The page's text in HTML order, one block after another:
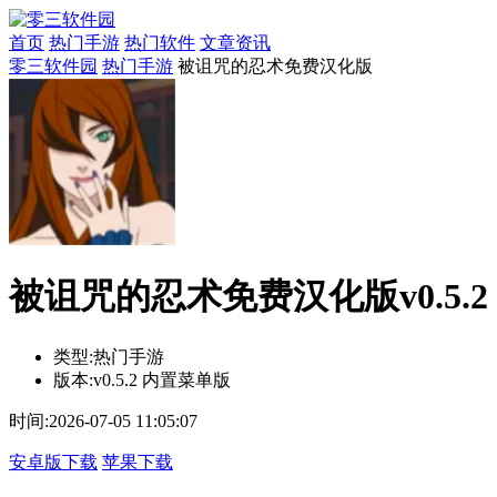
首页 热门手游 热门软件 文章资讯
零三软件园 热门手游 被诅咒的忍术免费汉化版
被诅咒的忍术免费汉化版
类型:热门手游
版本:v0.5.2 内置菜单版
时间:2026-07-05 11:05:07
安卓版下载 苹果下载